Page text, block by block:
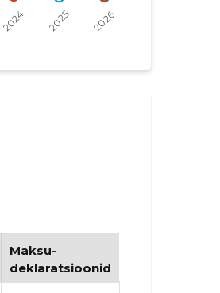
Maksu-
deklaratsioonid